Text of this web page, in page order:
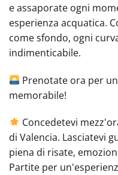
e assaporate ogni
esperienza acquatica.
come sfondo, ogni
indimenticabile.
Prenotate ora per
memorabile!
Concedetevi
di Valencia. Lasciatevi
piena di risate,
Partite per